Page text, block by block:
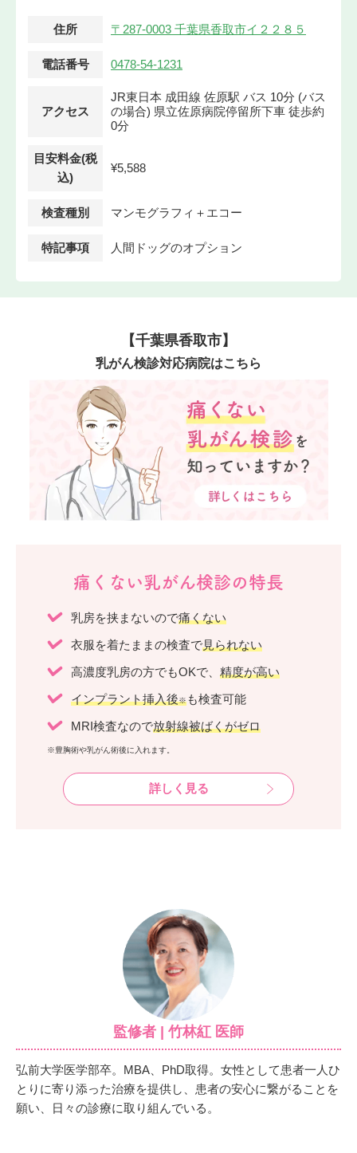
住所 〒287-0003 千葉県香取市イ２２８５
電話番号 0478-54-1231
アクセス
JR東日本 成田線 佐原駅 バス 10分 (バス
の場合) 県立佐原病院停留所下車 徒歩約
0分
目安料金(税
込)
¥5,588
検査種別 マンモグラフィ＋エコー
特記事項 人間ドッグのオプション
【千葉県香取市】
乳がん検診対応病院はこちら
痛くない乳がん検診の特長
乳房を挟まないので痛くない
衣服を着たままの検査で見られない
高濃度乳房の方でもOKで、 精度が高い
インプラント挿入後※ も検査可能
MRI検査なので放射線被ばくがゼロ
※豊胸術や乳がん術後に入れます。
詳しく見る
監修者 | 竹林紅 医師
弘前大学医学部卒。MBA、PhD取得。女性として患者一人ひ
とりに寄り添った治療を提供し、患者の安心に繋がることを
願い、日々の診療に取り組んでいる。